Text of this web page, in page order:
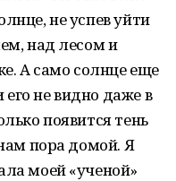
не успев уйти
над лесом и
А само солнце еще
не видно даже в
появится тень
пора домой. Я
моей «ученой»